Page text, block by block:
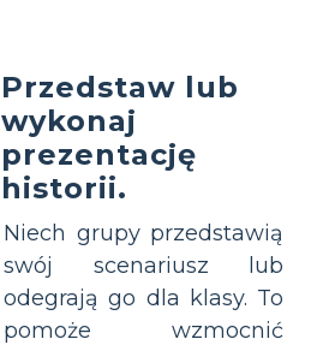
Przedstaw lub
wykonaj
prezentację
historii.
Niech grupy przedstawią
swój scenariusz lub
odegrają go dla klasy. To
pomoże wzmocnić